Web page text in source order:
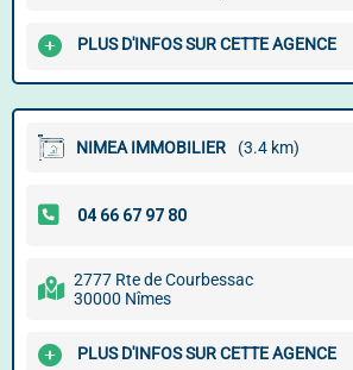
PLUS D'INFOS SUR CETTE AGENCE
NIMEA IMMOBILIER (3.4 km)
2777 Rte de Courbessac
30000 Nîmes
PLUS D'INFOS SUR CETTE AGENCE